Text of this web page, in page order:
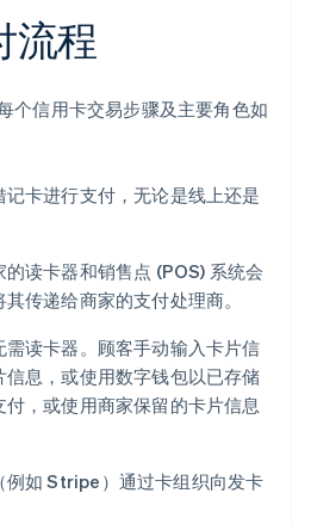
流程
个信用卡交易步骤及主要角色如
卡进行支付，无论是线上还是
读卡器和销售点 (POS) 系统会
传递给商家的支付处理商。
读卡器。顾客手动输入卡片信
息，或使用数字钱包以已存储
，或使用商家保留的卡片信息
例如 Stripe）通过卡组织向发卡